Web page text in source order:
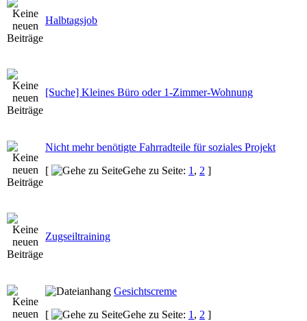
Halbtagsjob
[Suche] Kleines Büro oder 1-Zimmer-Wohnung
Nicht mehr benötigte Fahrradteile für soziales Projekt
[
Gehe zu Seite: 1 , 2 ]
Zugseiltraining
Gesichtscreme
[
Gehe zu Seite: 1 , 2 ]